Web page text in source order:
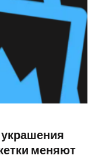
украшения
меняют